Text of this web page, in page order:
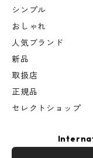
シンプル
おしゃれ
人気ブランド
新品
取扱店
正規品
セレクトショップ